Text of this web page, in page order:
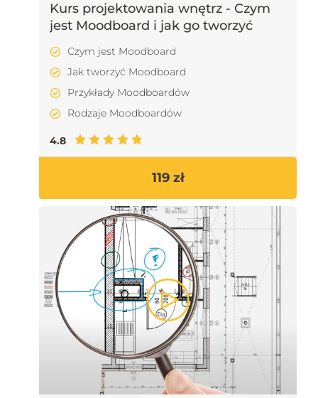
Kurs projektowania wnętrz - Czym
jest Moodboard i jak go tworzyć
Czym jest Moodboard
Jak tworzyć Moodboard
Przykłady Moodboardów
Rodzaje Moodboardów
4.8
119 zł